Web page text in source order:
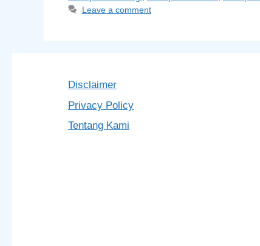
Leave a comment
Disclaimer
Privacy Policy
Tentang Kami